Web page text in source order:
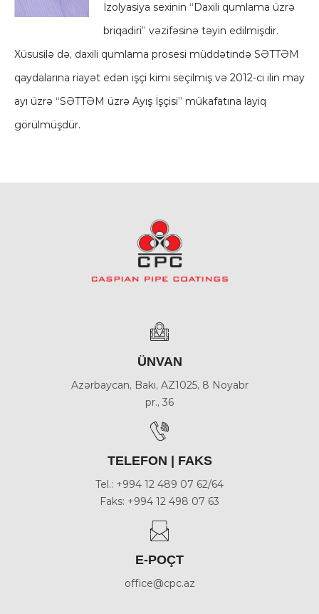
İzolyasiya sexinin “Daxili qumlama üzrə
briqadiri” vəzifəsinə təyin edilmişdir.
Xüsusilə də, daxili qumlama prosesi müddətində SƏTTƏM
qaydalarına riayət edən işçi kimi seçilmiş və 2012-ci ilin may
ayı üzrə “SƏTTƏM üzrə Ayış İşçisi” mükafatına layiq
görülmüşdür.
ÜNVAN
Azərbaycan, Bakı, AZ1025, 8 Noyabr
pr., 36
TELEFON | FAKS
Tel.: +994 12 489 07 62/64
Faks: +994 12 498 07 63
E-POÇT
office@cpc.az